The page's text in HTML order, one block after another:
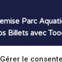
Gérer le
Parc
Billets avec